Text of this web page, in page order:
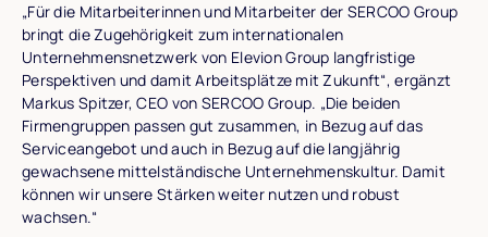
„Für die Mitarbeiterinnen und Mitarbeiter der SERCOO Group
bringt die Zugehörigkeit zum internationalen
Unternehmensnetzwerk von Elevion Group langfristige
Perspektiven und damit Arbeitsplätze mit Zukunft“, ergänzt
Markus Spitzer, CEO von SERCOO Group. „Die beiden
Firmengruppen passen gut zusammen, in Bezug auf das
Serviceangebot und auch in Bezug auf die langjährig
gewachsene mittelständische Unternehmenskultur. Damit
können wir unsere Stärken weiter nutzen und robust
wachsen.“